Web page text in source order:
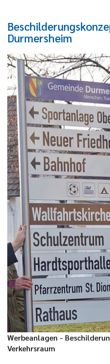
Durmersheim
Werbeanlagen -
Verkehrsraum